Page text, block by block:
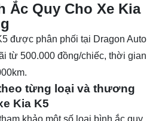
Ắc Quy Cho Xe Kia
được phân phối tại Dragon Auto
từ 500.000 đồng/chiếc, thời gian
từng loại và thương
Kia K5